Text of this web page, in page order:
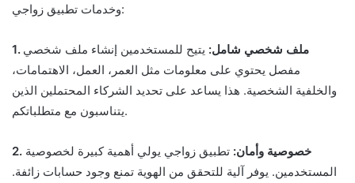
وخدمات تطبيق زواجي:
1. ملف شخصي شامل: يتيح للمستخدمين إنشاء ملف شخصي
مفصل يحتوي على معلومات مثل العمر، العمل، الاهتمامات،
والخلفية الشخصية. هذا يساعد على تحديد الشركاء المحتملين الذين
يتناسبون مع متطلباتكم.
2. خصوصية وأمان: تطبيق زواجي يولي أهمية كبيرة لخصوصية
المستخدمين. يوفر آلية للتحقق من الهوية تمنع وجود حسابات زائفة.